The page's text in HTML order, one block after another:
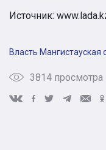
Источник:
Власть Мангистауская
3814 просмотра